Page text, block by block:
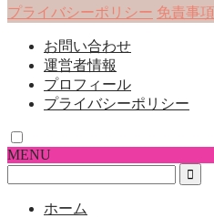
プライバシーポリシー 免責事項
お問い合わせ
運営者情報
プロフィール
プライバシーポリシー
MENU
ホーム